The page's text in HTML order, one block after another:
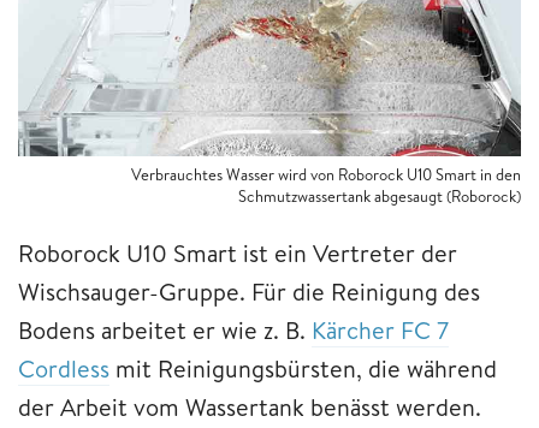
Verbrauchtes Wasser wird von Roborock U10 Smart in den
Schmutzwassertank abgesaugt (Roborock)
Roborock U10 Smart ist ein Vertreter der
Wischsauger-Gruppe. Für die Reinigung des
Bodens arbeitet er wie z. B. Kärcher FC 7
Cordless mit Reinigungsbürsten, die während
der Arbeit vom Wassertank benässt werden.